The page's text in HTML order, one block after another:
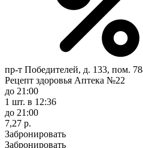
пр-т Победителей, д. 133, пом.
Рецепт здоровья Аптека №22
до 21:00
1 шт. в 12:36
до 21:00
7,27 р.
Забронировать
Забронировать